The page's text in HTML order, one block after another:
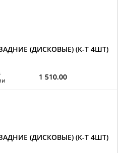
(ДИСКОВЫЕ) (К-Т 4ШТ)
1 510.00
(ДИСКОВЫЕ) (К-Т 4ШТ)